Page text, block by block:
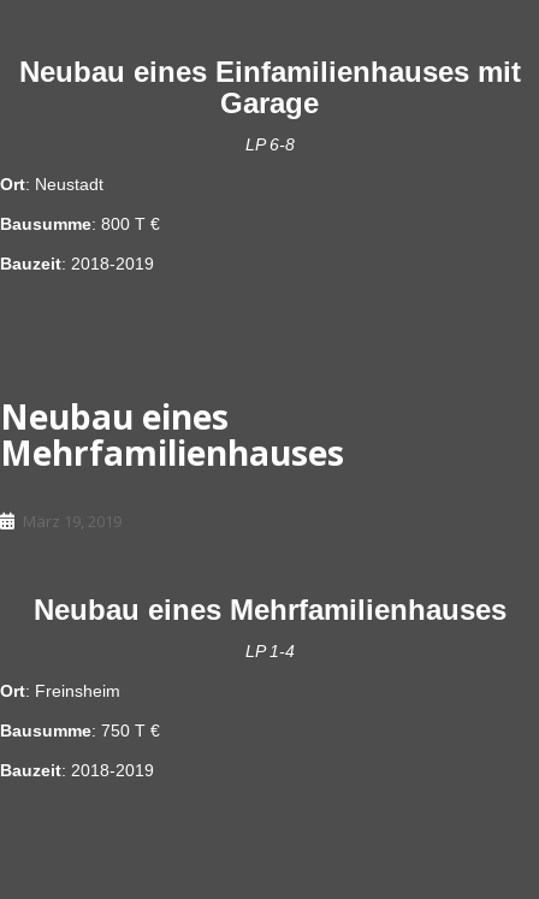
Neubau eines Einfamilienhauses mit
Garage
LP 6-8
Ort: Neustadt
Bausumme: 800 T €
Bauzeit: 2018-2019
Neubau eines
Mehrfamilienhauses
März 19, 2019
Neubau eines Mehrfamilienhauses
LP 1-4
Ort: Freinsheim
Bausumme: 750 T €
Bauzeit: 2018-2019